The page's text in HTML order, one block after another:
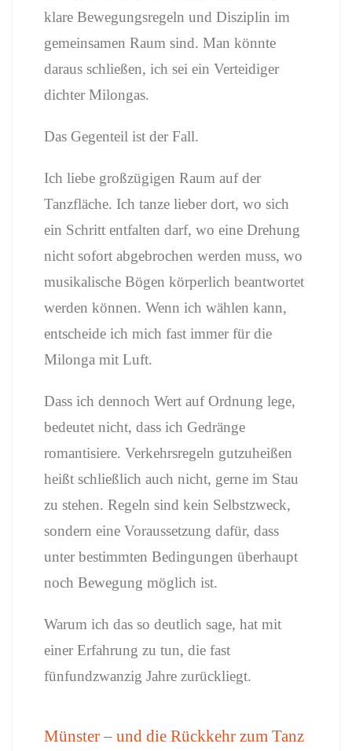
klare Bewegungsregeln und Disziplin im
gemeinsamen Raum sind. Man könnte
daraus schließen, ich sei ein Verteidiger
dichter Milongas.
Das Gegenteil ist der Fall.
Ich liebe großzügigen Raum auf der
Tanzfläche. Ich tanze lieber dort, wo sich
ein Schritt entfalten darf, wo eine Drehung
nicht sofort abgebrochen werden muss, wo
musikalische Bögen körperlich beantwortet
werden können. Wenn ich wählen kann,
entscheide ich mich fast immer für die
Milonga mit Luft.
Dass ich dennoch Wert auf Ordnung lege,
bedeutet nicht, dass ich Gedränge
romantisiere. Verkehrsregeln gutzuheißen
heißt schließlich auch nicht, gerne im Stau
zu stehen. Regeln sind kein Selbstzweck,
sondern eine Voraussetzung dafür, dass
unter bestimmten Bedingungen überhaupt
noch Bewegung möglich ist.
Warum ich das so deutlich sage, hat mit
einer Erfahrung zu tun, die fast
fünfundzwanzig Jahre zurückliegt.
Münster – und die Rückkehr zum Tanz